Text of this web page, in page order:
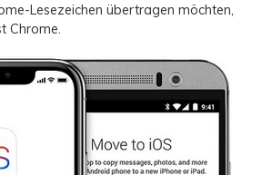
Lesezeichen übertragen möchten,
Chrome.